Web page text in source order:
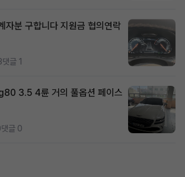
자분 구합니다 지원금 협의연락
댓글 1
3.5 4륜 거의 풀옵션 페이스
댓글 0